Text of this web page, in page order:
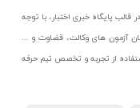
پایگاه خبری اختبار، با توجه
آزمون های وکالت، قضاوت و ...
از تجربه و تخصص تیم حرفه
منظور با راه اندازی و تجهیز